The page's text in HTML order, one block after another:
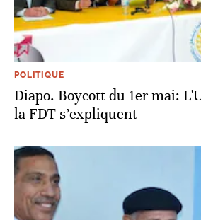
POLITIQUE
Diapo. Boycott du 1er mai:
la FDT s’expliquent